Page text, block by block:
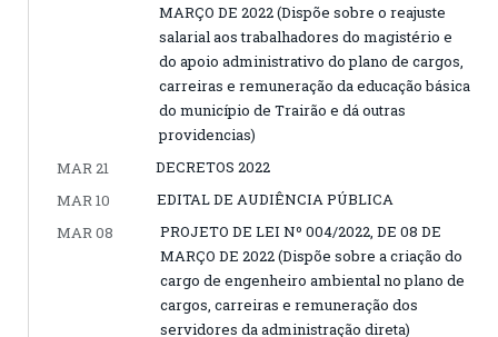
MARÇO DE 2022 (Dispõe sobre o reajuste
salarial aos trabalhadores do magistério e
do apoio administrativo do plano de cargos,
carreiras e remuneração da educação básica
do município de Trairão e dá outras
providencias)
MAR 21
DECRETOS 2022
MAR 10
EDITAL DE AUDIÊNCIA PÚBLICA
MAR 08
PROJETO DE LEI Nº 004/2022, DE 08 DE
MARÇO DE 2022 (Dispõe sobre a criação do
cargo de engenheiro ambiental no plano de
cargos, carreiras e remuneração dos
servidores da administração direta)